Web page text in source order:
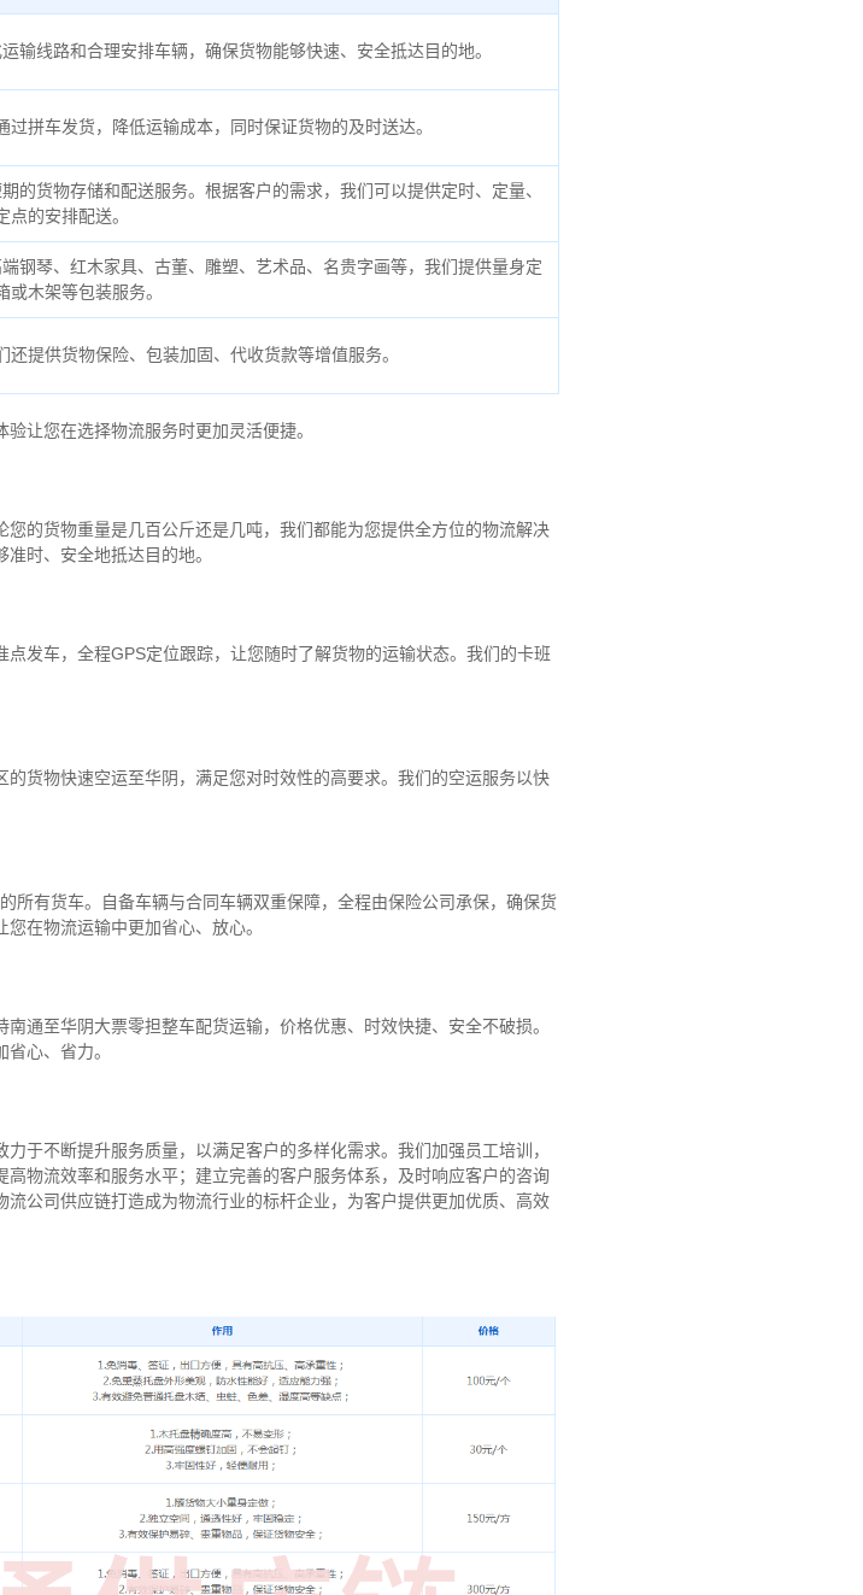
输线路和合理安排车辆，确保货物能够快速、安全抵达目的地。
拼车发货，降低运输成本，同时保证货物的及时送达。
的货物存储和配送服务。根据客户的需求，我们可以提供定时、定量、
点的安排配送。
钢琴、红木家具、古董、雕塑、艺术品、名贵字画等，我们提供量身定
或木架等包装服务。
提供货物保险、包装加固、代收货款等增值服务。
让您在选择物流服务时更加灵活便捷。
的货物重量是几百公斤还是几吨，我们都能为您提供全方位的物流解决
时、安全地抵达目的地。
发车，全程GPS定位跟踪，让您随时了解货物的运输状态。我们的卡班
货物快速空运至华阴，满足您对时效性的高要求。我们的空运服务以快
所有货车。自备车辆与合同车辆双重保障，全程由保险公司承保，确保货
在物流运输中更加省心、放心。
通至华阴大票零担整车配货运输，价格优惠、时效快捷、安全不破损。
心、省力。
于不断提升服务质量，以满足客户的多样化需求。我们加强员工培训，
物流效率和服务水平；建立完善的客户服务体系，及时响应客户的咨询
公司供应链打造成为物流行业的标杆企业，为客户提供更加优质、高效